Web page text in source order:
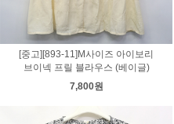
[중고][893-11]M사이즈 아이보리
브이넥 프릴 블라우스 (베이글)
7,800원